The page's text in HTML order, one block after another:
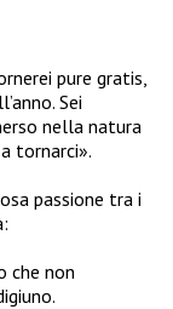
pure gratis,
Sei
nella natura
tornarci».
passione tra i
che non